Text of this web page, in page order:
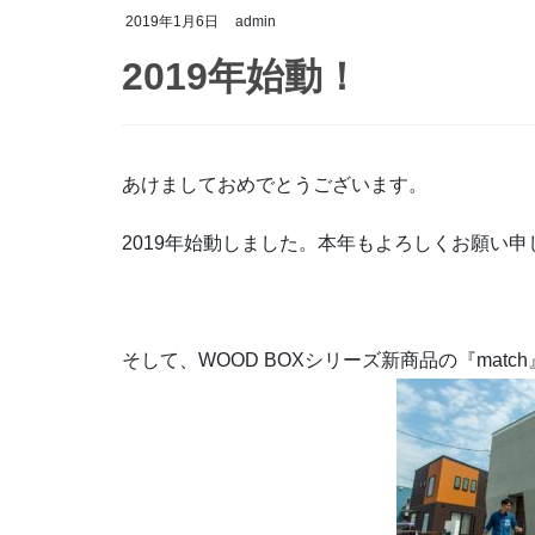
2019年1月6日 admin
2019年始動！
あけましておめでとうございます。
2019年始動しました。本年もよろしくお願い申
そして、WOOD BOXシリーズ新商品の『